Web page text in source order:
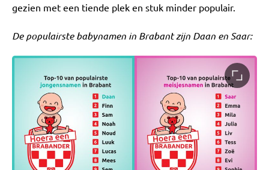
gezien met een tiende plek en stuk minder populair.
De populairste babynamen in Brabant zijn Daan en Saar: